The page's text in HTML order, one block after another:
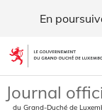
En
Aller au contenu
Journal
du Grand-Duché de